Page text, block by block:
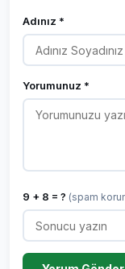
Adınız *
Yorumunuz *
9 + 8 = ? (spam